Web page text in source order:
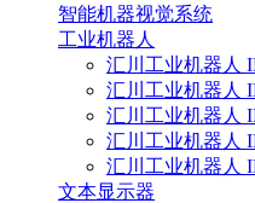
智能机器视觉系统
工业机器人
汇川工业机器人
汇川工业机器人
汇川工业机器人
汇川工业机器人
汇川工业机器人
文本显示器